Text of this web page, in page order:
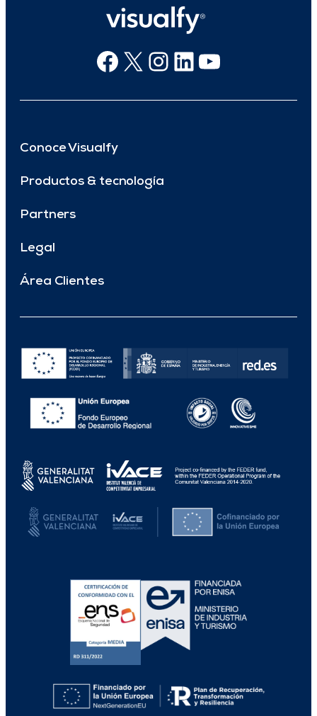
Facebook
X Instagram
Linkedin
Youtube
Conoce Visualfy
Productos & tecnología
Partners
Legal
Área Clientes